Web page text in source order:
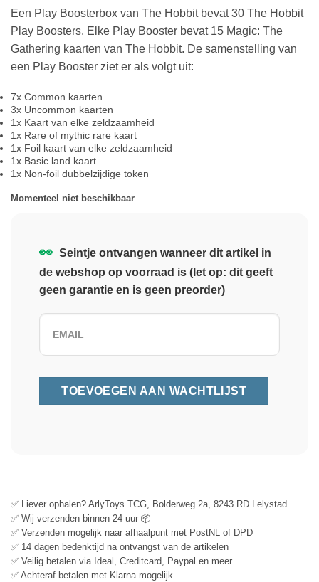
Een Play Boosterbox van The Hobbit bevat 30 The Hobbit
Play Boosters. Elke Play Booster bevat 15 Magic: The
Gathering kaarten van The Hobbit. De samenstelling van
een Play Booster ziet er als volgt uit:
7x Common kaarten
3x Uncommon kaarten
1x Kaart van elke zeldzaamheid
1x Rare of mythic rare kaart
1x Foil kaart van elke zeldzaamheid
1x Basic land kaart
1x Non-foil dubbelzijdige token
Momenteel niet beschikbaar
👀 Seintje ontvangen wanneer dit artikel in
de webshop op voorraad is (let op: dit geeft
geen garantie en is geen preorder)
✅ Liever ophalen? ArlyToys TCG, Bolderweg 2a, 8243 RD Lelystad
✅ Wij verzenden binnen 24 uur 📦
✅ Verzenden mogelijk naar afhaalpunt met PostNL of DPD
✅ 14 dagen bedenktijd na ontvangst van de artikelen
✅ Veilig betalen via Ideal, Creditcard, Paypal en meer
✅ Achteraf betalen met Klarna mogelijk